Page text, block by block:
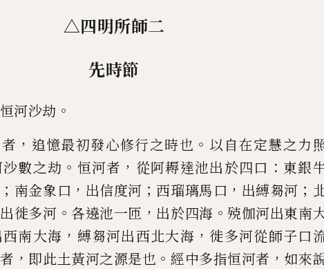
△四明所師二
先時節
恒河沙劫 。
， 追憶最初發心修行之時也 。 以自在定慧之力
數之劫 。 恒河者 ， 從阿耨達池出於四口 ： 東銀
； 南金象口 ， 出信度河 ； 西瑠璃馬口 ， 出縛芻河 ；
出徙多河 。各遶池一匝 ， 出於四海 。殑伽河出東南
南大海 ， 縛芻河出西北大海 ， 徙多河從師子口
， 即此土黃河之源是也 。 經中多指恒河者 ， 如來